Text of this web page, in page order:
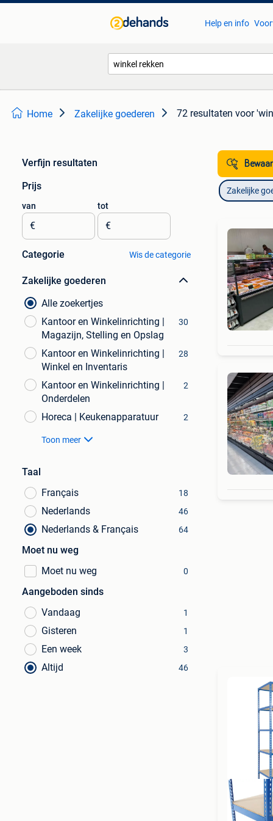
Help en info
Home Zakelijke goederen 72 resultaten voor
Verfijn resultaten
Prijs
van
€
tot
€
Categorie Wis de categorie
Zakelijke goederen
Alle zoekertjes
Kantoor en Winkelinrichting |
Magazijn, Stelling en Opslag
30
Kantoor en Winkelinrichting |
Winkel en Inventaris
28
Kantoor en Winkelinrichting |
Onderdelen
2
Horeca | Keukenapparatuur 2
Toon meer
Taal
Français
18
Nederlands 46
Nederlands & Français 64
Moet nu weg
Moet nu weg
0
Aangeboden sinds
Vandaag
1
Gisteren 1
Een week 3
Altijd 46
Zakelijke